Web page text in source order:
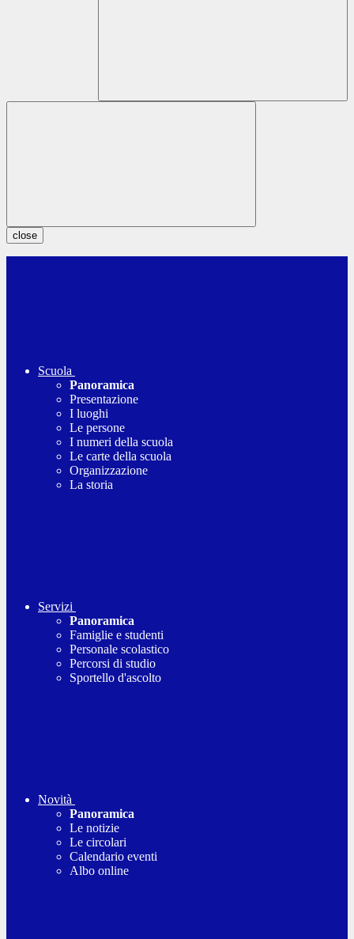
close
Scuola
Panoramica
Presentazione
I luoghi
Le persone
I numeri della scuola
Le carte della scuola
Organizzazione
La storia
Servizi
Panoramica
Famiglie e studenti
Personale scolastico
Percorsi di studio
Sportello d'ascolto
Novità
Panoramica
Le notizie
Le circolari
Calendario eventi
Albo online